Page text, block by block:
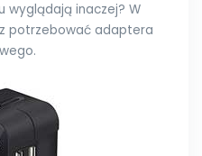
wyglądają inaczej? W
potrzebować adaptera